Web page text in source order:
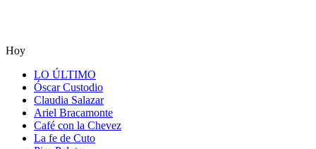
Hoy
LO ÚLTIMO
Óscar Custodio
Claudia Salazar
Ariel Bracamonte
Café con la Chevez
La fe de Cuto